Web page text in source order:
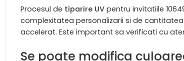
Procesul de tiparire UV pentru invitatiile
complexitatea personalizarii si de
accelerat. Este important sa verificati cu
Se poate modifica